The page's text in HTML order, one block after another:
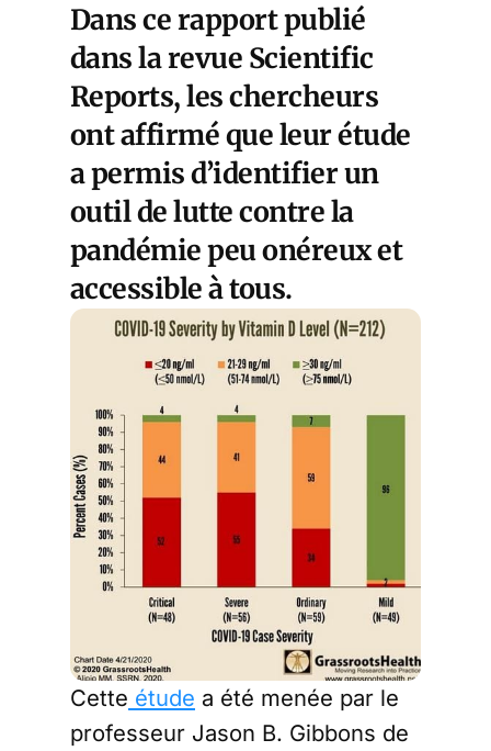
Dans ce rapport publié
dans la revue Scientific
Reports, les chercheurs
ont affirmé que leur étude
a permis d’identifier un
outil de lutte contre la
pandémie peu onéreux et
accessible à tous.
Cette étude a été menée par le
professeur Jason B. Gibbons de